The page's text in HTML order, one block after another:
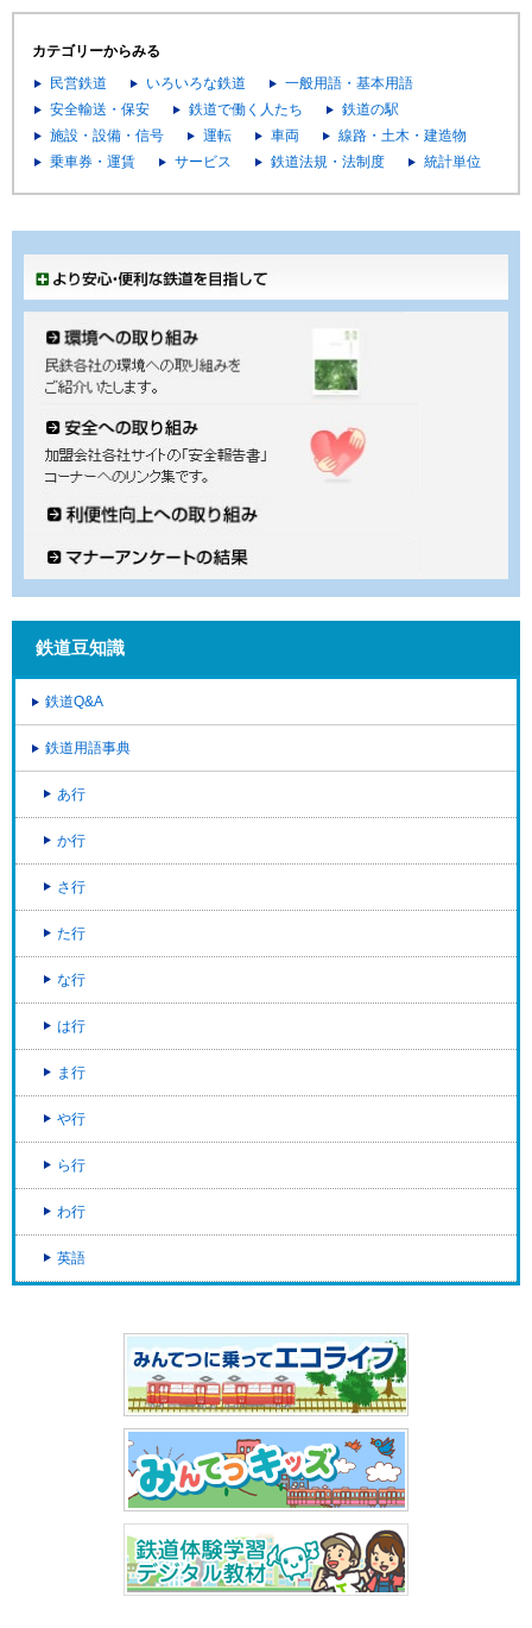
カテゴリーからみる
民営鉄道
いろいろな鉄道
一般用語・基本用語
安全輸送・保安
鉄道で働く人たち
鉄道の駅
施設・設備・信号
運転 車両
線路・土木・建造物
乗車券・運賃
サービス 鉄道法規・法制度 統計単位
鉄道豆知識
鉄道Q&A
鉄道用語事典
あ行
か行
さ行
た行
な行
は行
ま行
や行
ら行
わ行
英語